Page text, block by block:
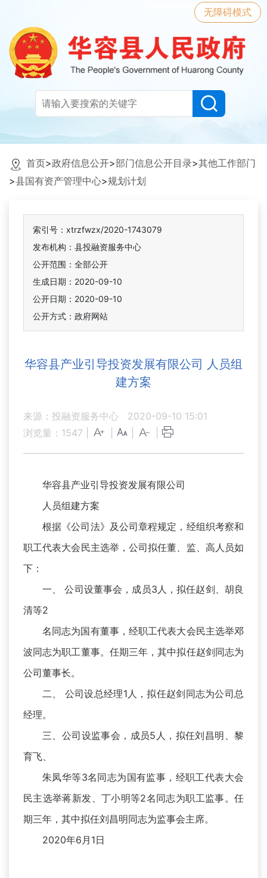
无障碍模式
首页>政府信息公开>部门信息公开目录>其他工作部门
>县国有资产管理中心>规划计划
索引号：xtrzfwzx/2020-1743079
发布机构：县投融资服务中心
公开范围：全部公开
生成日期：2020-09-10
公开日期：2020-09-10
公开方式：政府网站
华容县产业引导投资发展有限公司 人员组
建方案
来源：投融资服务中心
2020-09-10 15:01
浏览量： 1547
华容县产业引导投资发展有限公司
人员组建方案
根据《公司法》及公司章程规定，经组织考察和
职工代表大会民主选举，公司拟任董、监、高人员如
下：
一、 公司设董事会，成员3人，拟任赵剑、胡良
清等2
名同志为国有董事，经职工代表大会民主选举邓
波同志为职工董事。任期三年，其中拟任赵剑同志为
公司董事长。
二、 公司设总经理1人，拟任赵剑同志为公司总
经理。
三、公司设监事会，成员5人，拟任刘昌明、黎
育飞、
朱凤华等3名同志为国有监事，经职工代表大会
民主选举蒋新发、丁小明等2名同志为职工监事。任
期三年，其中拟任刘昌明同志为监事会主席。
2020年6月1日